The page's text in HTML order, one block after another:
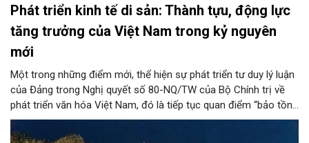
Phát triển kinh tế di sản: Thành tựu, động lực
tăng trưởng của Việt Nam trong kỷ nguyên
mới
Một trong những điểm mới, thể hiện sự phát triển tư duy lý luận
của Đảng trong Nghị quyết số 80-NQ/TW của Bộ Chính trị về
phát triển văn hóa Việt Nam, đó là tiếp tục quan điểm “bảo tồn
và phát huy giá trị di sản văn hóa gắn kết với phát triển kinh tế -
xã hội và du lịch”; đồng thời, nâng lên một tầm cao mới: “phát